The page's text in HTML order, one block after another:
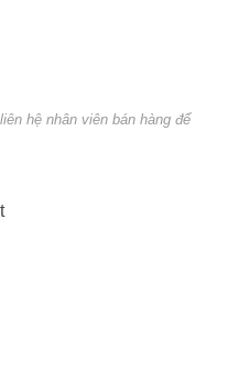
liên hệ nhân viên bán hàng để